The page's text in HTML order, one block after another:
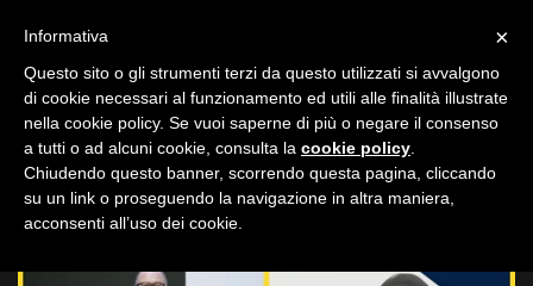
All
×
Informativa
Questo sito o gli strumenti terzi da questo utilizzati si avvalgono
di cookie necessari al funzionamento ed utili alle finalità illustrate
nella cookie policy. Se vuoi saperne di più o negare il consenso
a tutti o ad alcuni cookie, consulta la cookie policy
Chiudendo questo banner, scorrendo questa pagina, cliccando
su un link o proseguendo la navigazione in altra maniera,
acconsenti all’uso dei cookie.